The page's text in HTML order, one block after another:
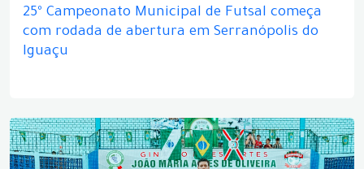
25º Campeonato Municipal de Futsal começa
com rodada de abertura em Serranópolis do
Iguaçu